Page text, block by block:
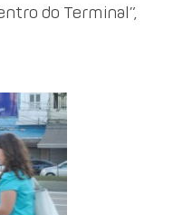
do Terminal”,